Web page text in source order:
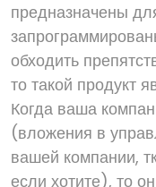
предназначены
обходить
то такой продукт
Когда ваша
(вложения в
вашей компании,
если хотите), то